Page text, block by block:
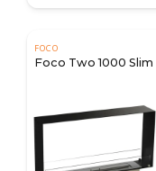
FOCO
Foco Two 1000 Slim